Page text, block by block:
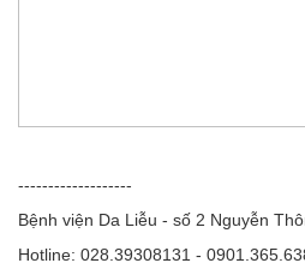
-------------------
Bệnh viện Da Liễu - số 2 Nguyễn
Hotline: 028.39308131 -